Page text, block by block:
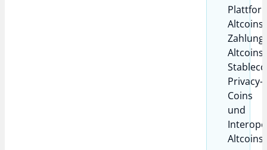
Altcoins,
Altcoins,
Privacy-
Coins
und
Altcoins.